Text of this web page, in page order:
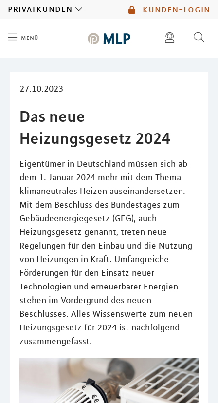
kunden-login
privatkunden
menü
27.10.2023
Das neue
Heizungsgesetz 2024
Eigentümer in Deutschland müssen sich ab
dem 1. Januar 2024 mehr mit dem Thema
klimaneutrales Heizen auseinandersetzen.
Mit dem Beschluss des Bundestages zum
Gebäudeenergiegesetz (GEG), auch
Heizungsgesetz genannt, treten neue
Regelungen für den Einbau und die Nutzung
von Heizungen in Kraft. Umfangreiche
Förderungen für den Einsatz neuer
Technologien und erneuerbarer Energien
stehen im Vordergrund des neuen
Beschlusses. Alles Wissenswerte zum neuen
Heizungsgesetz für 2024 ist nachfolgend
zusammengefasst.